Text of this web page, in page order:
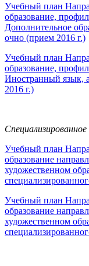
Учебный план
образование,
Дополнительное
очно (прием 2016 г.)
Учебный план
образование,
Иностранный язык,
2016 г.)
Учебный план
образование
художественном
Учебный план
образование
художественном